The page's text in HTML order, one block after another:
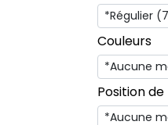
Couleurs
Position